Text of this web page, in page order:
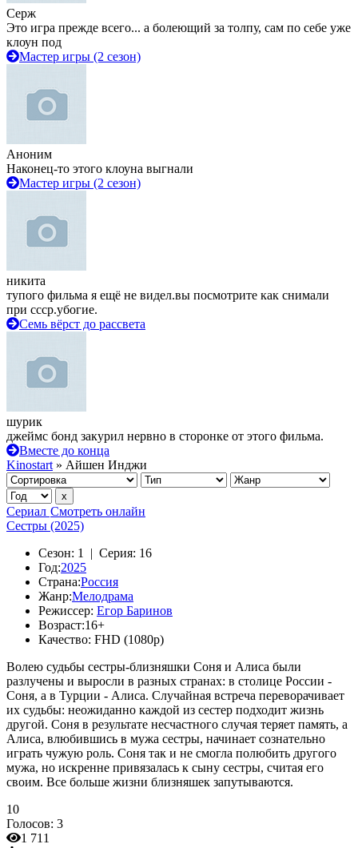
Серж
Это игра прежде всего... а болеющий за толпу, сам по себе уже
клоун под
Мастер игры (2 сезон)
Аноним
Наконец-то этого клоуна выгнали
Мастер игры (2 сезон)
никита
тупого фильма я ещё не видел.вы посмотрите как снимали
при ссср.убогие.
Семь вёрст до рассвета
шурик
джеймс бонд закурил нервно в сторонке от этого фильма.
Вместе до конца
Kinostart » Айшен Инджи
Сериал Смотреть онлайн
Сестры (2025)
Сезон: 1 | Серия: 16
Год:2025
Страна:Россия
Жанр:Мелодрама
Режиссер: Егор Баринов
Возраст:16+
Качество: FHD (1080p)
Волею судьбы сестры-близняшки Соня и Алиса были
разлучены и выросли в разных странах: в столице России -
Соня, а в Турции - Алиса. Случайная встреча переворачивает
их судьбы: неожиданно каждой из сестер подходит жизнь
другой. Соня в результате несчастного случая теряет память, а
Алиса, влюбившись в мужа сестры, начинает сознательно
играть чужую роль. Соня так и не смогла полюбить другого
мужа, но искренне привязалась к сыну сестры, считая его
своим. Все больше жизни близняшек запутываются.
10
Голосов: 3
1 711